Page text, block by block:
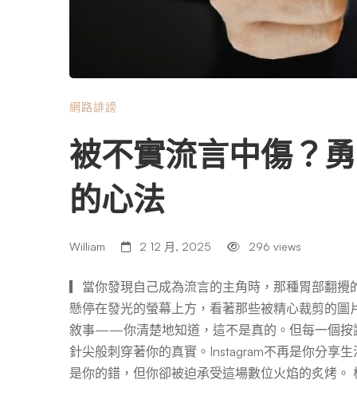
網路誹謗
被不實流言中傷？
的心法
William 2 12 月, 2025 296 views
▎當你發現自己成為流言的主角時，那種胃部翻
懸停在發光的螢幕上方，看著那些被精心裁剪的
敘事——你清楚地知道，這不是真的。但每一個按
針尖般刺穿著你的真實。Instagram不再是你分享
是你的錯，但你卻被迫承受這場數位火焰的炙烤